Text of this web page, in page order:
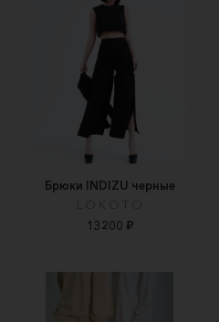
Брюки INDIZU черные
L O K O T O
13200 ₽